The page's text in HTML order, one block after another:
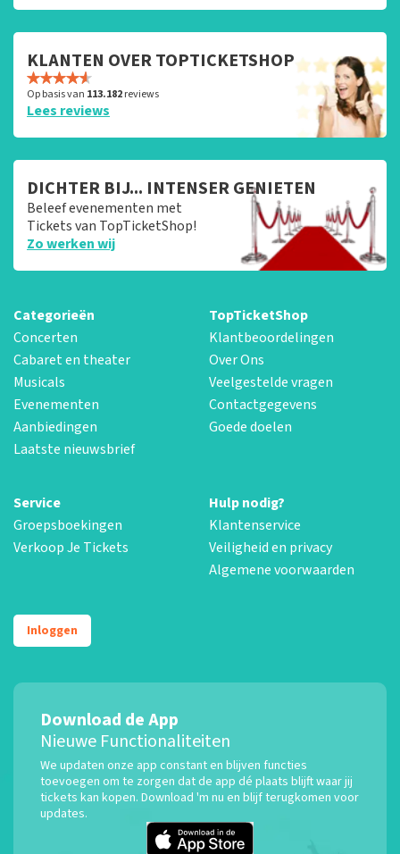
KLANTEN OVER TOPTICKETSHOP
Op basis van 113.182reviews
Lees reviews
DICHTER BIJ... INTENSER GENIETEN
Beleef evenementen met
Tickets van TopTicketShop!
Zo werken wij
Categorieën
Concerten
Cabaret en theater
Musicals
Evenementen
Aanbiedingen
Laatste nieuwsbrief
TopTicketShop
Klantbeoordelingen
Over Ons
Veelgestelde vragen
Contactgegevens
Goede doelen
Service
Groepsboekingen
Verkoop Je Tickets
Hulp nodig?
Klantenservice
Veiligheid en privacy
Algemene voorwaarden
Inloggen
Download de App
Nieuwe Functionaliteiten
We updaten onze app constant en blijven functies
toevoegen om te zorgen dat de app dé plaats blijft waar jij
tickets kan kopen. Download 'm nu en blijf terugkomen voor
updates.